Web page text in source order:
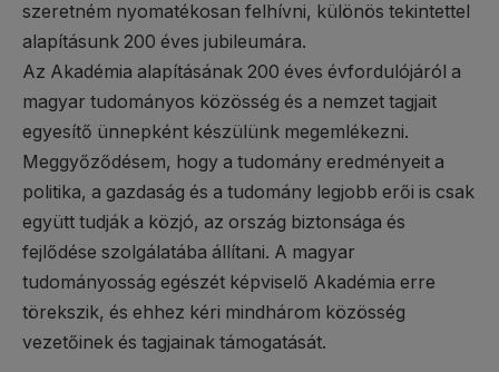
szeretném nyomatékosan felhívni, különös tekintettel
alapításunk 200 éves jubileumára.
Az Akadémia alapításának 200 éves évfordulójáról a
magyar tudományos közösség és a nemzet tagjait
egyesítő ünnepként készülünk megemlékezni.
Meggyőződésem, hogy a tudomány eredményeit a
politika, a gazdaság és a tudomány legjobb erői is csak
együtt tudják a közjó, az ország biztonsága és
fejlődése szolgálatába állítani. A magyar
tudományosság egészét képviselő Akadémia erre
törekszik, és ehhez kéri mindhárom közösség
vezetőinek és tagjainak támogatását.